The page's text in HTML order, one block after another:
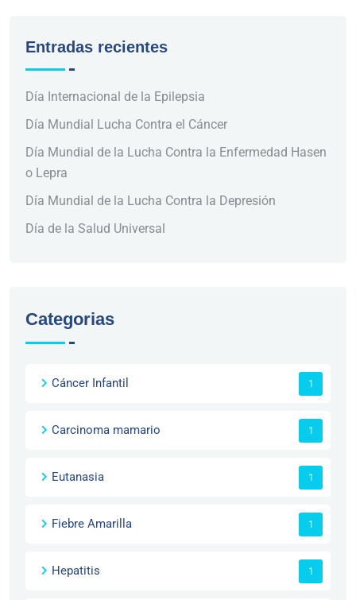
Entradas recientes
Día Internacional de la Epilepsia
Día Mundial Lucha Contra el Cáncer
Día Mundial de la Lucha Contra la Enfermedad Hasen
o Lepra
Día Mundial de la Lucha Contra la Depresión
Día de la Salud Universal
Categorias
Cáncer Infantil 1
Carcinoma mamario 1
Eutanasia 1
Fiebre Amarilla 1
Hepatitis 1